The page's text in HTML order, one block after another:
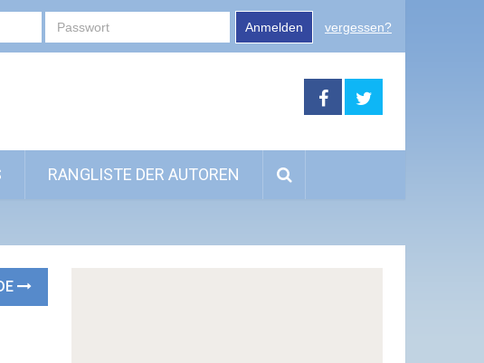
Anmelden vergessen?
RANGLISTE DER AUTOREN